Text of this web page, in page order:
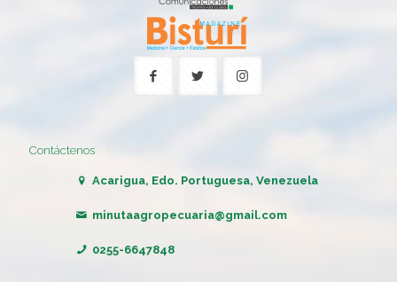
Contáctenos
Acarigua, Edo. Portuguesa, Venezuela
minutaagropecuaria@gmail.com
0255-6647848